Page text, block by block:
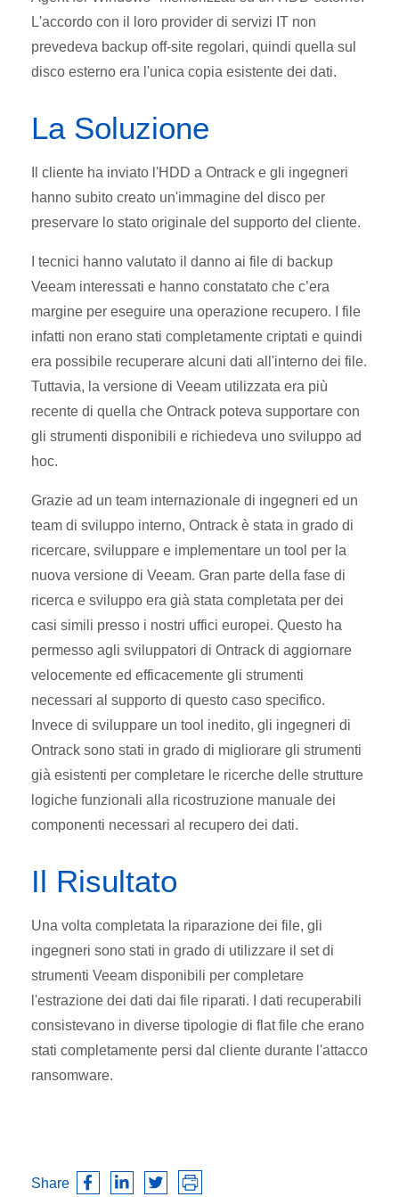
L'accordo con il loro provider di servizi IT non
prevedeva backup off-site regolari, quindi quella sul
disco esterno era l'unica copia esistente dei dati.
La Soluzione
Il cliente ha inviato l'HDD a Ontrack e gli ingegneri
hanno subito creato un'immagine del disco per
preservare lo stato originale del supporto del cliente.
I tecnici hanno valutato il danno ai file di backup
Veeam interessati e hanno constatato che c’era
margine per eseguire una operazione recupero. I file
infatti non erano stati completamente criptati e quindi
era possibile recuperare alcuni dati all'interno dei file.
Tuttavia, la versione di Veeam utilizzata era più
recente di quella che Ontrack poteva supportare con
gli strumenti disponibili e richiedeva uno sviluppo ad
hoc.
Grazie ad un team internazionale di ingegneri ed un
team di sviluppo interno, Ontrack è stata in grado di
ricercare, sviluppare e implementare un tool per la
nuova versione di Veeam. Gran parte della fase di
ricerca e sviluppo era già stata completata per dei
casi simili presso i nostri uffici europei. Questo ha
permesso agli sviluppatori di Ontrack di aggiornare
velocemente ed efficacemente gli strumenti
necessari al supporto di questo caso specifico.
Invece di sviluppare un tool inedito, gli ingegneri di
Ontrack sono stati in grado di migliorare gli strumenti
già esistenti per completare le ricerche delle strutture
logiche funzionali alla ricostruzione manuale dei
componenti necessari al recupero dei dati.
Il Risultato
Una volta completata la riparazione dei file, gli
ingegneri sono stati in grado di utilizzare il set di
strumenti Veeam disponibili per completare
l'estrazione dei dati dai file riparati. I dati recuperabili
consistevano in diverse tipologie di flat file che erano
stati completamente persi dal cliente durante l'attacco
ransomware.
Share